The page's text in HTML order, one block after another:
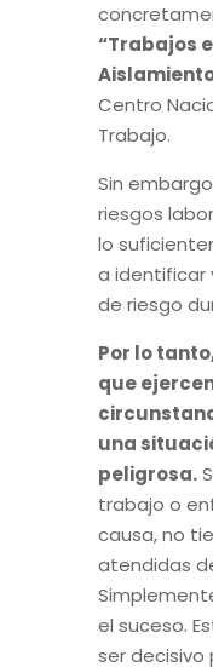
“Trabajos
Centro
Trabajo.
Sin
riesgos
lo
a identificar
de riesgo
Por lo
que
una
peligrosa.
trabajo o
causa, no
atendidas
el suceso.
ser decisivo